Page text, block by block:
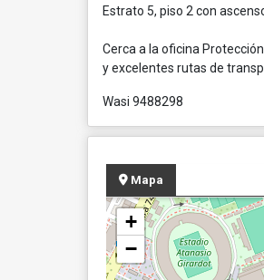
Estrato 5, piso 2 con
Cerca a la oficina
y excelentes rutas de
Wasi 9488298
Mapa
+
−